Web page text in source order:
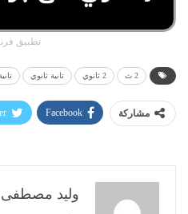
تطبيق
2 ث 2 ثانوي تانية ثانوي
مشاركة Facebook
وليد مصطفى